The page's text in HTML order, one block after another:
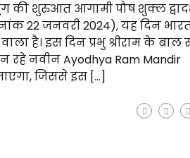
की शुरुआत आगामी पौष शुक्ल
22 जनवरी 2024), यह दिन
है। इस दिन प्रभु श्रीराम के
रहे नवीन Ayodhya Ram Mandir
जिससे इस […]